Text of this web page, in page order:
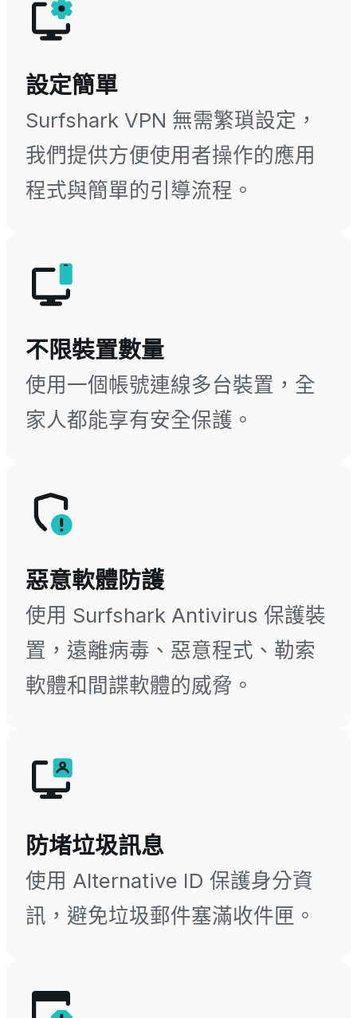
設定簡單
Surfshark VPN 無需繁瑣設定，
我們提供方便使用者操作的應用
程式與簡單的引導流程。
不限裝置數量
使用一個帳號連線多台裝置，全
家人都能享有安全保護。
惡意軟體防護
使用 Surfshark Antivirus 保護裝
置，遠離病毒、惡意程式、勒索
軟體和間諜軟體的威脅。
防堵垃圾訊息
使用 Alternative ID 保護身分資
訊，避免垃圾郵件塞滿收件匣。